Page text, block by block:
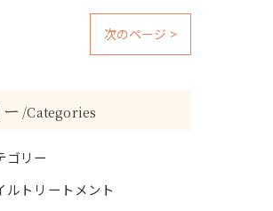
次のページ >
Categories
ゴリー
ルトリートメント